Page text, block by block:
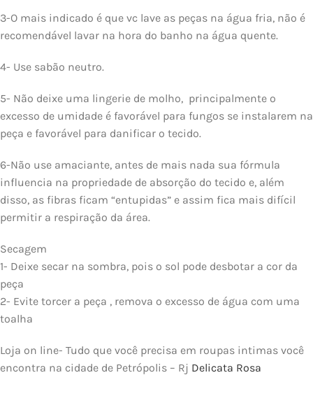
3-O mais indicado é que vc lave as peças na água fria, não é
recomendável lavar na hora do banho na água quente.
4- Use sabão neutro.
5- Não deixe uma lingerie de molho, principalmente o
excesso de umidade é favorável para fungos se instalarem na
peça e favorável para danificar o tecido.
6-Não use amaciante, antes de mais nada sua fórmula
influencia na propriedade de absorção do tecido e, além
disso, as fibras ficam “entupidas” e assim fica mais difícil
permitir a respiração da área.
Secagem
1- Deixe secar na sombra, pois o sol pode desbotar a cor da
peça
2- Evite torcer a peça , remova o excesso de água com uma
toalha
Loja on line- Tudo que você precisa em roupas intimas você
encontra na cidade de Petrópolis – Rj Delicata Rosa